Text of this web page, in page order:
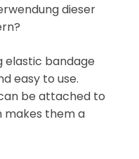
dieser
elastic bandage
easy to use.
be attached to
makes them a